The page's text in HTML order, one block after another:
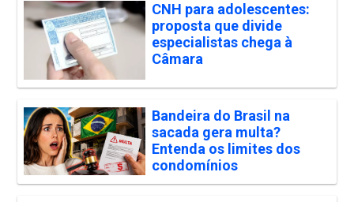
CNH para adolescentes:
proposta que divide
especialistas chega à
Câmara
Bandeira do Brasil na
sacada gera multa?
Entenda os limites dos
condomínios